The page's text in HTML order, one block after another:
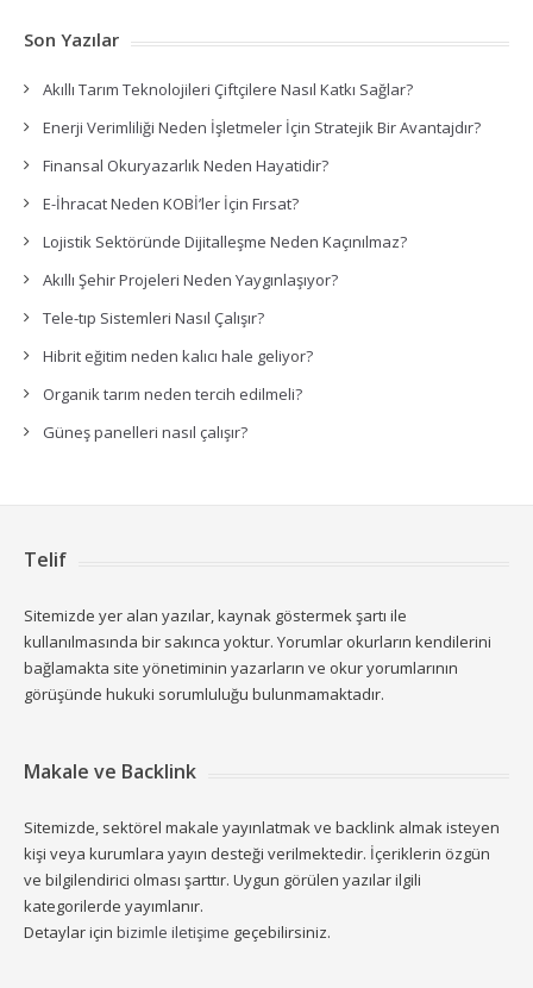
Son Yazılar
Akıllı Tarım Teknolojileri Çiftçilere Nasıl Katkı Sağlar?
Enerji Verimliliği Neden İşletmeler İçin Stratejik Bir Avantajdır?
Finansal Okuryazarlık Neden Hayatidir?
E-İhracat Neden KOBİ’ler İçin Fırsat?
Lojistik Sektöründe Dijitalleşme Neden Kaçınılmaz?
Akıllı Şehir Projeleri Neden Yaygınlaşıyor?
Tele-tıp Sistemleri Nasıl Çalışır?
Hibrit eğitim neden kalıcı hale geliyor?
Organik tarım neden tercih edilmeli?
Güneş panelleri nasıl çalışır?
Telif
Sitemizde yer alan yazılar, kaynak göstermek şartı ile
kullanılmasında bir sakınca yoktur. Yorumlar okurların kendilerini
bağlamakta site yönetiminin yazarların ve okur yorumlarının
görüşünde hukuki sorumluluğu bulunmamaktadır.
Makale ve Backlink
Sitemizde, sektörel makale yayınlatmak ve backlink almak isteyen
kişi veya kurumlara yayın desteği verilmektedir. İçeriklerin özgün
ve bilgilendirici olması şarttır. Uygun görülen yazılar ilgili
kategorilerde yayımlanır.
Detaylar için bizimle iletişime geçebilirsiniz.